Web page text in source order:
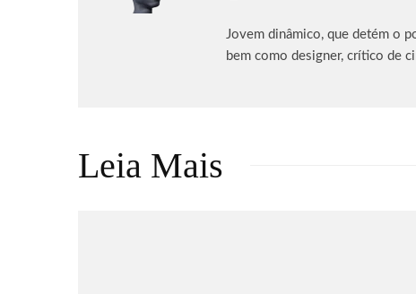
Jovem dinâmico, que detém o
bem como designer, crítico de
Leia Mais